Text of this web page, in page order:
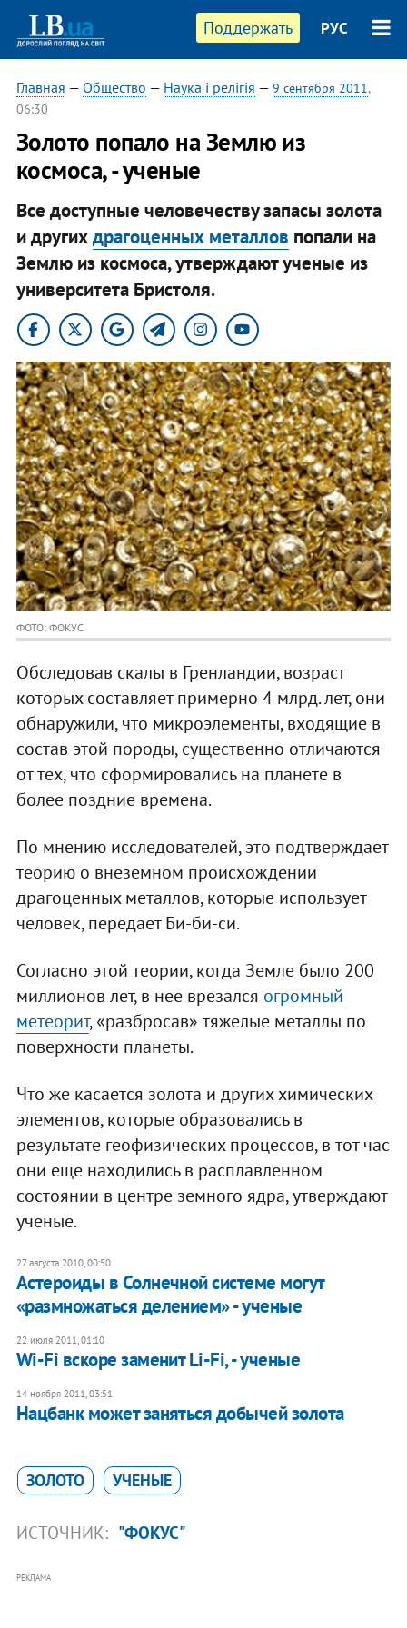
Поддержать РУС
Главная — Общество — Наука і релігія — 9 сентября 2011,
06:30
Золото попало на Землю из
космоса, - ученые
Все доступные человечеству запасы золота
и другихдрагоценных металлов попали на
Землю из космоса, утверждают ученые из
университета Бристоля.
ФОТО: ФОКУС
Обследовав скалы в Гренландии, возраст
которых составляет примерно 4 млрд. лет, они
обнаружили, что микроэлементы, входящие в
состав этой породы, существенно отличаются
от тех, что сформировались на планете в
более поздние времена.
По мнению исследователей, это подтверждает
теорию о внеземном происхождении
драгоценных металлов, которые использует
человек, передает Би-би-си.
Согласно этой теории, когда Земле было 200
миллионов лет, в нее врезался огромный
метеорит, «разбросав» тяжелые металлы по
поверхности планеты.
Что же касается золота и других химических
элементов, которые образовались в
результате геофизических процессов, в тот час
они еще находились в расплавленном
состоянии в центре земного ядра, утверждают
ученые.
27 августа 2010, 00:50
Астероиды в Солнечной системе могут
«размножаться делением» - ученые
22 июля 2011, 01:10
Wi-Fi вскоре заменит Li-Fi, - ученые
14 ноября 2011, 03:51
​Нацбанк может заняться добычей золота
ЗОЛОТО УЧЕНЫЕ
ИСТОЧНИК: "ФОКУС"
РЕКЛАМА